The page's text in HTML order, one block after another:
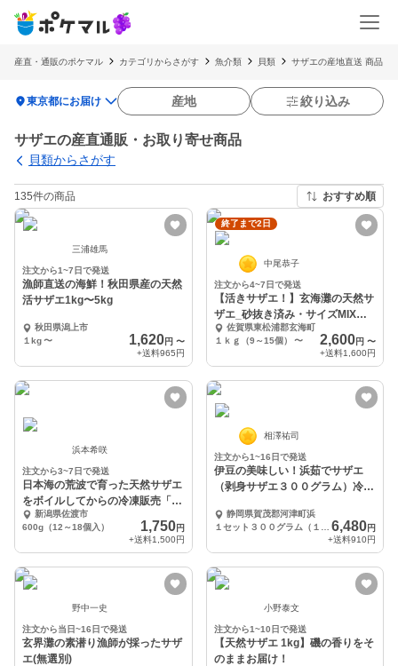
産直・通販のポケマル カテゴリからさがす 魚介類 貝類 サザエの産地直送 商品
location_on東京都にお届け 産地 絞り込み
サザエの産直通販・お取り寄せ商品
貝類からさがす
135件の商品 おすすめ順
三浦雄馬
注文から1~7日で発送
漁師直送の海鮮！秋田県産の天然
活サザエ1kg〜5kg
秋田県潟上市
１kg〜 1,620円 〜
+送料965円
終了まで2日
中尾恭子
注文から4~7日で発送
【活きサザエ！】玄海灘の天然サ
ザエ_砂抜き済み・サイズMIX＜
冷蔵便＞
佐賀県東松浦郡玄海町
１ｋｇ（9～15個）
〜 2,600円 〜
+送料1,600円
浜本希咲
注文から3~7日で発送
日本海の荒波で育った天然サザエ
をボイルしてからの冷凍販売「佐
渡産天然冷凍サザエ」
新潟県佐渡市
600g（12～18個入）
1,750円
+送料1,500円
相澤祐司
注文から1~16日で発送
伊豆の美味しい！浜茹でサザエ
（剥身サザエ３００グラム）冷凍
静岡県賀茂郡河津町浜
6,480円
+送料910円
野中一史
注文から当日~16日で発送
玄界灘の素潜り漁師が採ったサザ
エ(無選別)
小野泰文
注文から1~10日で発送
【天然サザエ 1kg】磯の香りをそ
のままお届け！